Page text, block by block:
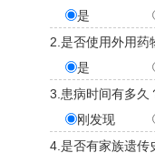
是
2.是否使用外用药
是
3.患病时间有多久
刚发现
4.是否有家族遗传